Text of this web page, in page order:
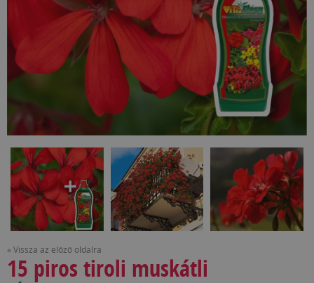
« Vissza az előző oldalra
15 piros tiroli muskátli